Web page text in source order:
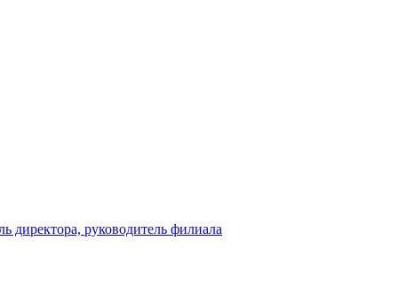
директора, руководитель филиала